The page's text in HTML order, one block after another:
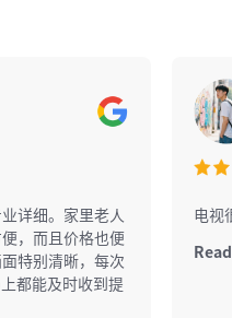
详细。家里老人
，而且价格也便
特别清晰，每次
都能及时收到提
电视
Read